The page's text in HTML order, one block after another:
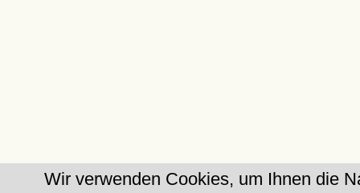
Wir verwenden Cookies, um Ihnen die